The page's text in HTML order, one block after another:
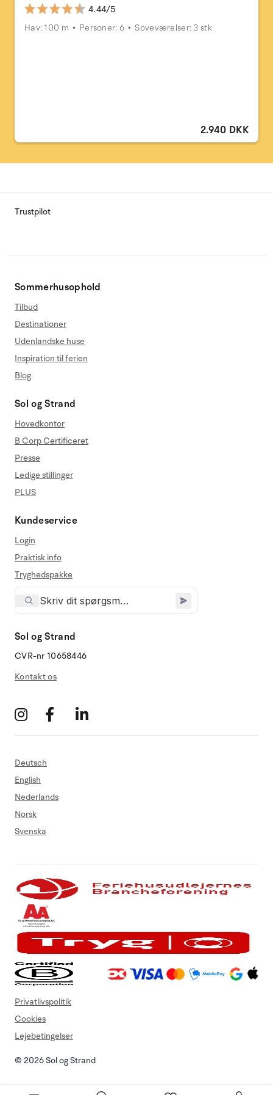
4.44/5
Hav: 100 m
Personer: 6 Soveværelser: 3 stk
2.940 DKK
Trustpilot
Sommerhusophold
Tilbud
Destinationer
Udenlandske huse
Inspiration til ferien
Blog
Sol og Strand
Hovedkontor
B Corp Certificeret
Presse
Ledige stillinger
PLUS
Kundeservice
Login
Praktisk info
Tryghedspakke
Sol og Strand
CVR-nr 10658446
Kontakt os
Deutsch
English
Nederlands
Norsk
Svenska
© 2026 Sol og Strand
Privatlivspolitik
Cookies
Lejebetingelser